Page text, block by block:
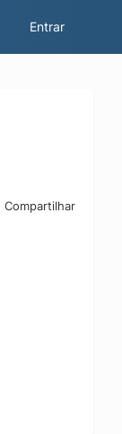
Entrar
Compartilhar